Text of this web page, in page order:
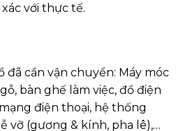
với thực tế.
đã cần vận chuyển: Máy móc
bàn ghế làm việc, đồ điện
điện thoại, hệ thống
vỡ (gương & kính, pha lê),…